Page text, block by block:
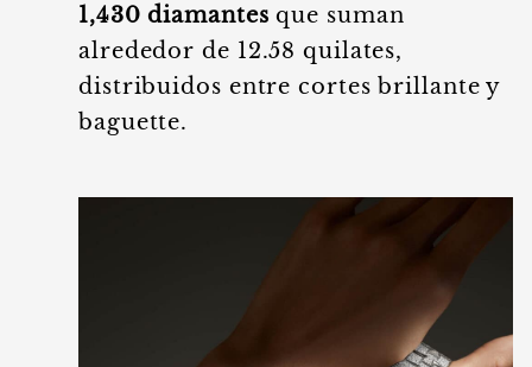
1,430 diamantes que suman
alrededor de 12.58 quilates,
distribuidos entre cortes brillante y
baguette.